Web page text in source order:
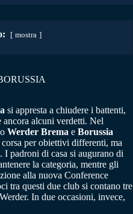
mostra
si appresta a chiudere i battenti,
ancora alcuni verdetti. Nel
Werder Brema e Borussia
corsa per obiettivi differenti, ma
I padroni di casa si augurano di
la categoria, mentre gli
alla nuova Conference
tra questi due club si contano tre
In due occasioni, invece,